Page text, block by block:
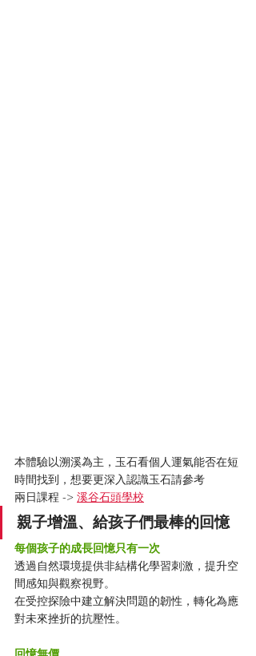
本體驗以溯溪為主，玉石看個人運氣能否在短
時間找到，想要更深入認識玉石請參考
兩日課程 -> 溪谷石頭學校
親子增溫、給孩子們最棒的回憶
每個孩子的成長回憶只有一次
透過自然環境提供非結構化學習刺激，提升空
間感知與觀察視野。
在受控探險中建立解決問題的韌性，轉化為應
對未來挫折的抗壓性。